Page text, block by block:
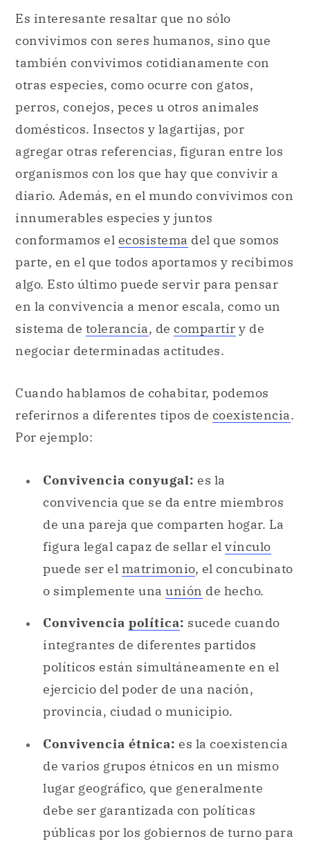
Es interesante resaltar que no sólo
convivimos con seres humanos, sino que
también convivimos cotidianamente con
otras especies, como ocurre con gatos,
perros, conejos, peces u otros animales
domésticos. Insectos y lagartijas, por
agregar otras referencias, figuran entre los
organismos con los que hay que convivir a
diario. Además, en el mundo convivimos con
innumerables especies y juntos
conformamos el ecosistema del que somos
parte, en el que todos aportamos y recibimos
algo. Esto último puede servir para pensar
en la convivencia a menor escala, como un
sistema de tolerancia, de compartir y de
negociar determinadas actitudes.
Cuando hablamos de cohabitar, podemos
referirnos a diferentes tipos de coexistencia.
Por ejemplo:
Convivencia conyugal: es la
convivencia que se da entre miembros
de una pareja que comparten hogar. La
figura legal capaz de sellar el vínculo
puede ser el matrimonio, el concubinato
o simplemente una unión de hecho.
Convivencia política: sucede cuando
integrantes de diferentes partidos
políticos están simultáneamente en el
ejercicio del poder de una nación,
provincia, ciudad o municipio.
Convivencia étnica: es la coexistencia
de varios grupos étnicos en un mismo
lugar geográfico, que generalmente
debe ser garantizada con políticas
públicas por los gobiernos de turno para